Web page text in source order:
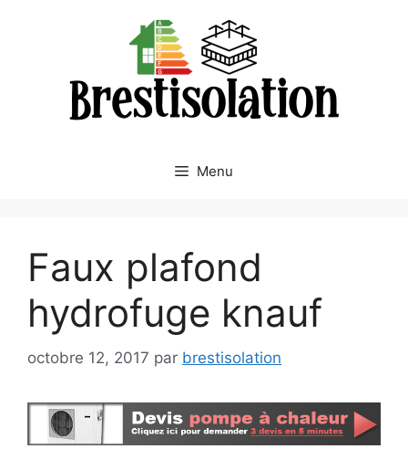
Menu
Faux plafond
hydrofuge knauf
octobre 12, 2017 par brestisolation